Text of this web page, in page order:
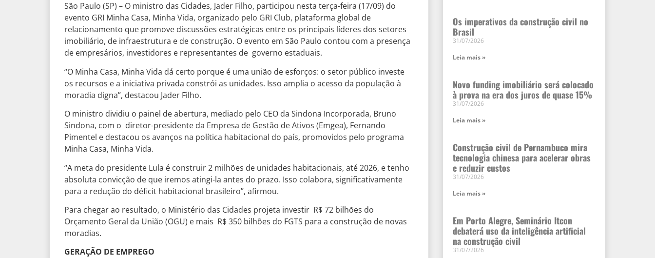
São Paulo (SP) – O ministro das Cidades, Jader Filho, participou nesta terça-feira (17/09) do
evento GRI Minha Casa, Minha Vida, organizado pelo GRI Club, plataforma global de
relacionamento que promove discussões estratégicas entre os principais líderes dos setores
imobiliário, de infraestrutura e de construção. O evento em São Paulo contou com a presença
de empresários, investidores e representantes de governo estaduais.
“O Minha Casa, Minha Vida dá certo porque é uma união de esforços: o setor público investe
os recursos e a iniciativa privada constrói as unidades. Isso amplia o acesso da população à
moradia digna”, destacou Jader Filho.
O ministro dividiu o painel de abertura, mediado pelo CEO da Sindona Incorporada, Bruno
Sindona, com o diretor-presidente da Empresa de Gestão de Ativos (Emgea), Fernando
Pimentel e destacou os avanços na política habitacional do país, promovidos pelo programa
Minha Casa, Minha Vida.
“A meta do presidente Lula é construir 2 milhões de unidades habitacionais, até 2026, e tenho
absoluta convicção de que iremos atingi-la antes do prazo. Isso colabora, significativamente
para a redução do déficit habitacional brasileiro”, afirmou.
Para chegar ao resultado, o Ministério das Cidades projeta investir R$ 72 bilhões do
Orçamento Geral da União (OGU) e mais R$ 350 bilhões do FGTS para a construção de novas
moradias.
GERAÇÃO DE EMPREGO
Os imperativos da construção civil no
Brasil
31/07/2026
Leia mais »
Novo funding imobiliário será colocado
à prova na era dos juros de quase 15%
31/07/2026
Leia mais »
Construção civil de Pernambuco mira
tecnologia chinesa para acelerar obras
e reduzir custos
31/07/2026
Leia mais »
Em Porto Alegre, Seminário Itcon
debaterá uso da inteligência artificial
na construção civil
31/07/2026